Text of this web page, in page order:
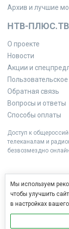
Архив и лучшие
НТВ-ПЛЮС.ТВ
О проекте
Новости
Акции и
Обратная связь
Вопросы и ответы
Способы оплаты
Доступ к
телеканалам и
безвозмездно
Мы используем
чтобы улучшить
в настройках